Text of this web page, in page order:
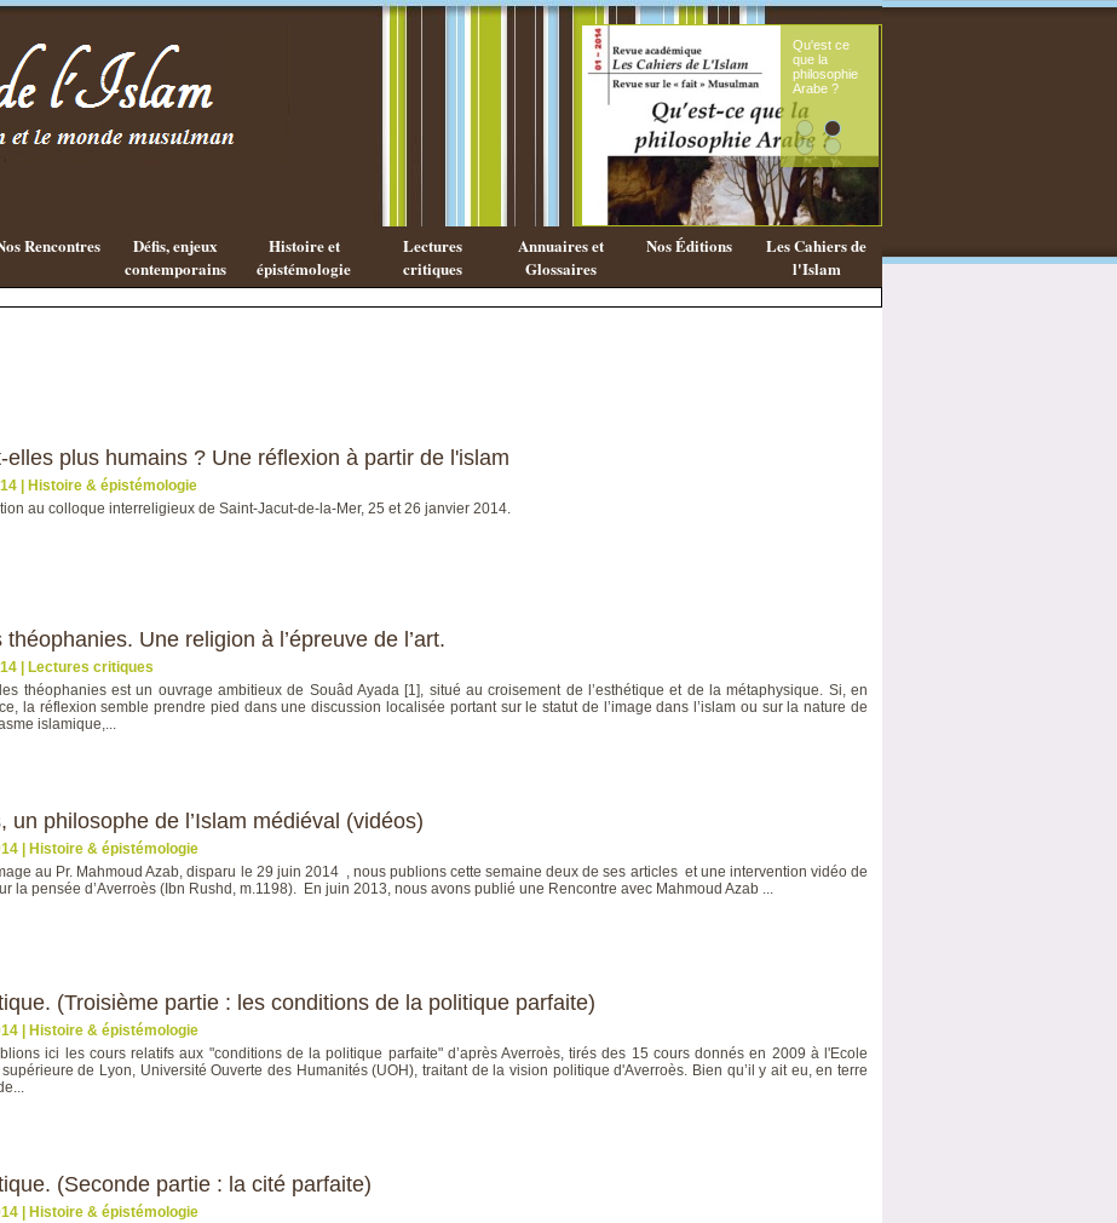
Islamique ?
Qu'est ce
que la
philosophie
Arabe ?
Rencontres
Défis, enjeux
contemporains
Histoire et
épistémologie
Lectures
critiques
Annuaires et
Glossaires
Nos Éditions
Les Cahiers de
l'Islam
plus humains ? Une réflexion à partir de l'islam
Histoire & épistémologie
au colloque interreligieux de Saint-Jacut-de-la-Mer, 25 et 26 janvier 2014.
Une religion à l’épreuve de l’art.
Lectures critiques
théophanies est un ouvrage ambitieux de Souâd Ayada [1], situé au croisement de l’esthétique et de la métaphysique. Si, en
la réflexion semble prendre pied dans une discussion localisée portant sur le statut de l’image dans l’islam ou sur la nature de
islamique,...
un philosophe de l’Islam médiéval (vidéos)
Histoire & épistémologie
au Pr. Mahmoud Azab, disparu le 29 juin 2014 , nous publions cette semaine deux de ses articles et une intervention vidéo de
la pensée d’Averroès (Ibn Rushd, m.1198). En juin 2013, nous avons publié une Rencontre avec Mahmoud Azab ...
(Troisième partie : les conditions de la politique parfaite)
Histoire & épistémologie
ici les cours relatifs aux "conditions de la politique parfaite" d’après Averroès, tirés des 15 cours donnés en 2009 à l'Ecole
de Lyon, Université Ouverte des Humanités (UOH), traitant de la vision politique d'Averroès. Bien qu’il y ait eu, en terre
(Seconde partie : la cité parfaite)
Histoire & épistémologie